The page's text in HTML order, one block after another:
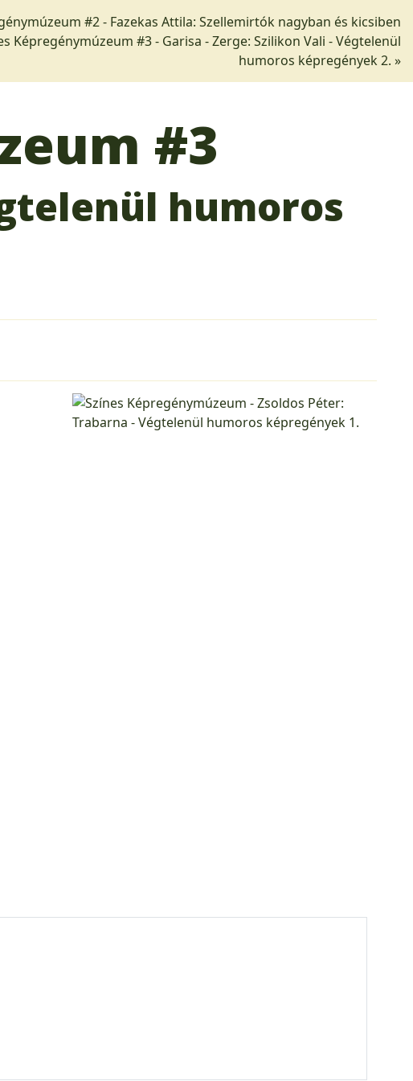
#2 - Fazekas Attila: Szellemirtók nagyban és kicsiben
Képregénymúzeum #3 - Garisa - Zerge: Szilikon Vali - Végtelenül
humoros képregények 2. »
#3
humoros